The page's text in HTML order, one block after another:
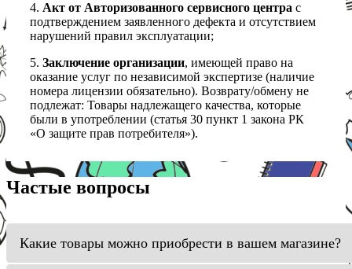
4. Акт от Авторизованного сервисного центра с
подтверждением заявленного дефекта и отсутствием
нарушений правил эксплуатации;
5. Заключение организации, имеющей право на
оказание услуг по независимой экспертизе (наличие
номера лицензии обязательно). Возврату/обмену не
подлежат: Товары надлежащего качества, которые
были в употреблении (статья 30 пункт 1 закона РК
«О защите прав потребителя»).
Частые вопросы
Какие товары можно приобрести в вашем магазине?